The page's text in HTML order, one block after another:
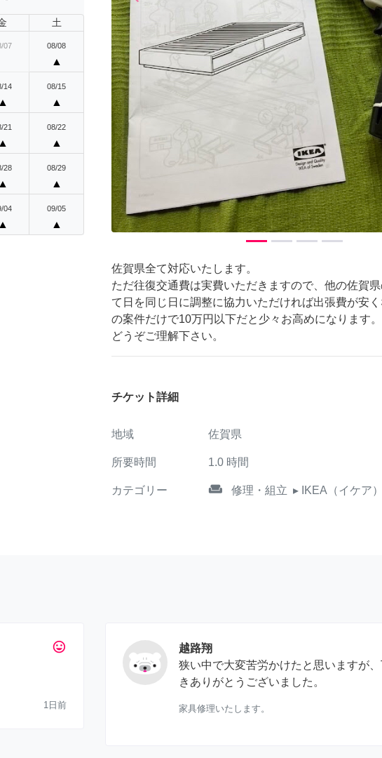
土
07 08/08
▲
14
▲
08/15
▲
21
▲
08/22
▲
28
▲
08/29
▲
04
▲
09/05
▲
Previous
佐賀県全て対応いたします。
ただ往復交通費は実費いただきますので、他の佐賀
て日を同じ日に調整に協力いただければ出張費が安
の案件だけで10万円以下だと少々お高めになります。
どうぞご理解下さい。
チケット詳細
地域 佐賀県
所要時間 1.0 時間
カテゴリー weekend 修理・組立 ▸ IKEA（イケア
tag_faces
1日前
越路翔
狭い中で大変苦労かけたと思いますが
きありがとうございました。
家具修理いたします。